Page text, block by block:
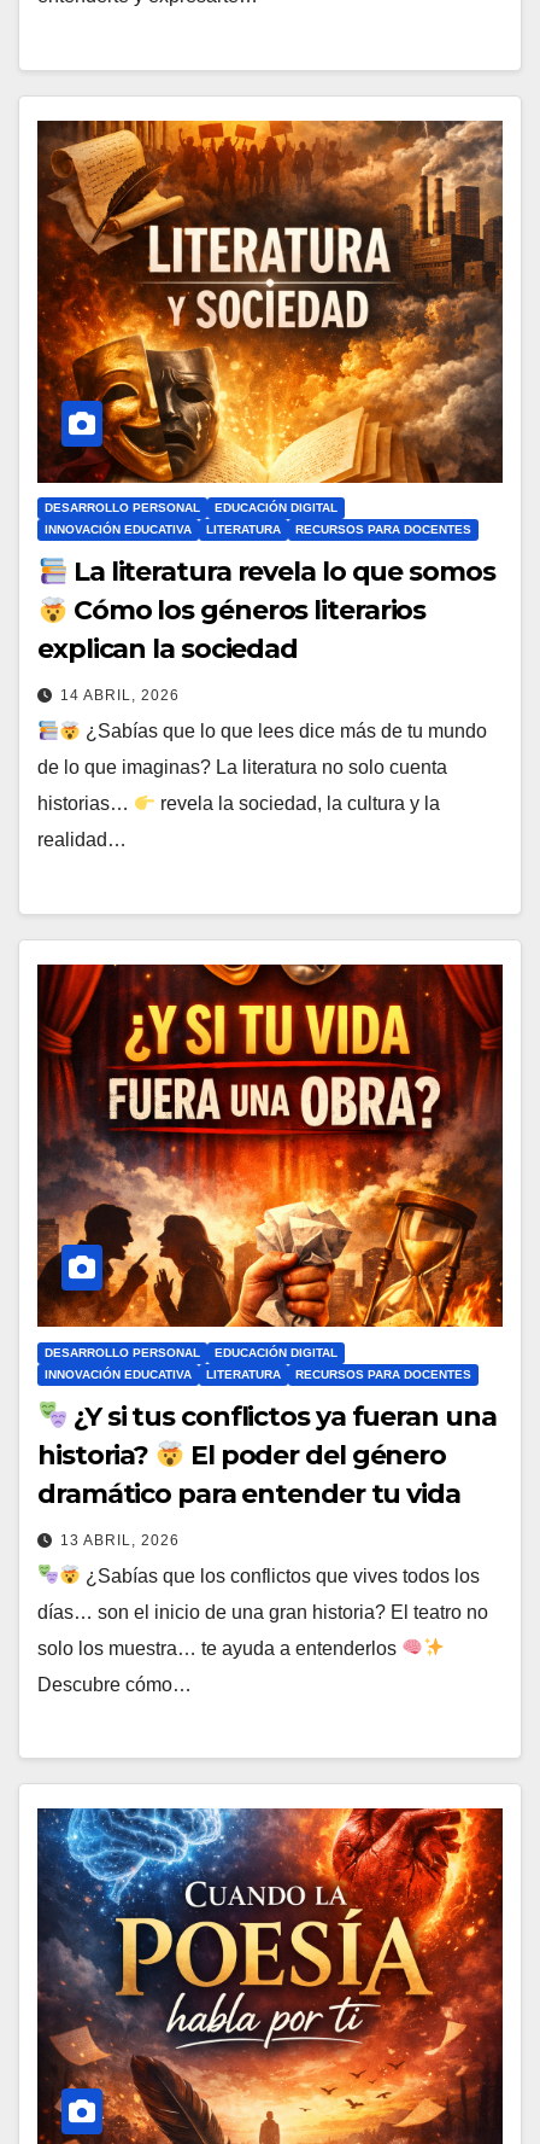
DESARROLLO PERSONAL
EDUCACIÓN DIGITAL
INNOVACIÓN EDUCATIVA
LITERATURA RECURSOS PARA DOCENTES
La literatura revela lo que somos
Cómo los géneros literarios
explican la sociedad
14 ABRIL, 2026
¿Sabías que lo que lees dice más de tu mundo
de lo que imaginas? La literatura no solo cuenta
historias…
revela la sociedad, la cultura y la
realidad…
DESARROLLO PERSONAL
EDUCACIÓN DIGITAL
INNOVACIÓN EDUCATIVA
LITERATURA RECURSOS PARA DOCENTES
¿Y si tus conflictos ya fueran una
historia?
El poder del género
dramático para entender tu vida
13 ABRIL, 2026
¿Sabías que los conflictos que vives todos los
días… son el inicio de una gran historia? El teatro no
solo los muestra… te ayuda a entenderlos
Descubre cómo…